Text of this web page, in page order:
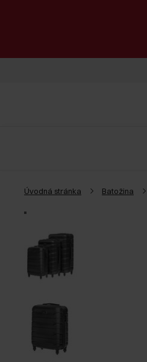
Úvodná stránka Batožina